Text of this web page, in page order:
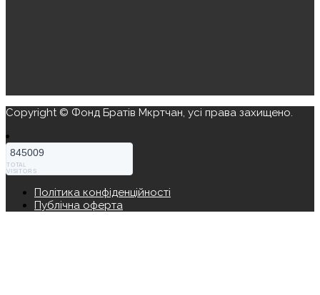
Copyright © Фонд Братів Мкртчан, усі права захищено.
845009
TOTAL
VISITORS
Політика конфіденційності
Публічна оферта